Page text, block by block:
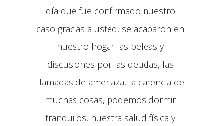
día que fue confirmado nuestro
caso gracias a usted, se acabaron en
nuestro hogar las peleas y
discusiones por las deudas, las
llamadas de amenaza, la carencia de
muchas cosas, podemos dormir
tranquilos, nuestra salud física y